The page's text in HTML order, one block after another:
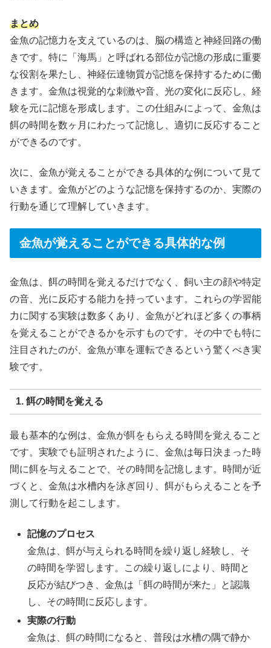
まとめ
金魚の記憶力を支えているのは、脳の構造と神経回路の働
きです。特に「海馬」と呼ばれる部位が記憶の形成に重要
な役割を果たし、神経伝達物質が記憶を保持するために働
きます。金魚は視覚的な刺激や音、光の変化に反応し、経
験を元に記憶を形成します。この仕組みによって、金魚は
餌の時間を数ヶ月にわたって記憶し、適切に反応すること
ができるのです。
次に、金魚が覚えることができる具体的な例について見て
いきます。金魚がどのような記憶を保持するのか、実際の
行動を通じて理解していきます。
金魚が覚えることができる具体的な例
金魚は、餌の時間を覚えるだけでなく、飼い主の顔や特定
の音、光に反応する能力を持っています。これらの学習能
力に関する実験は数多くあり、金魚がどれほど多くの事柄
を覚えることができるかを示すものです。その中でも特に
注目されたのが、金魚が車を運転できるという驚くべき実
験です。
1. 餌の時間を覚える
最も基本的な例は、金魚が餌をもらえる時間を覚えること
です。実験でも証明されたように、金魚は毎日決まった時
間に餌を与えることで、その時間を記憶します。時間が近
づくと、金魚は水槽内を泳ぎ回り、餌がもらえることを予
測して行動を起こします。
記憶のプロセス
金魚は、餌が与えられる時間を繰り返し経験し、そ
の時間を学習します。この繰り返しにより、時間と
反応が結びつき、金魚は「餌の時間が来た」と認識
し、その時間に反応します。
実際の行動
金魚は、餌の時間になると、普段は水槽の隅で静か